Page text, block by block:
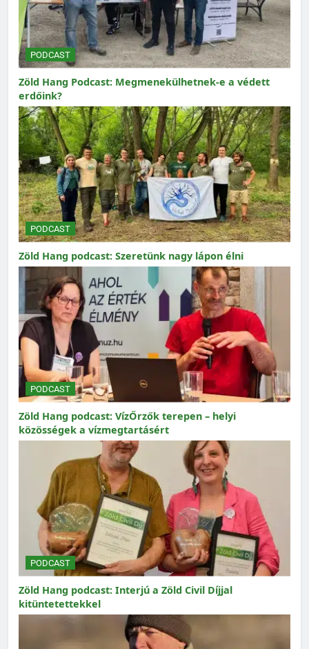
PODCAST
Zöld Hang Podcast: Megmenekülhetnek-e a védett
erdőink?
PODCAST
Zöld Hang podcast: Szeretünk nagy lápon élni
PODCAST
Zöld Hang podcast: VízŐrzők terepen – helyi
közösségek a vízmegtartásért
PODCAST
Zöld Hang podcast: Interjú a Zöld Civil Díjjal
kitüntetettekkel